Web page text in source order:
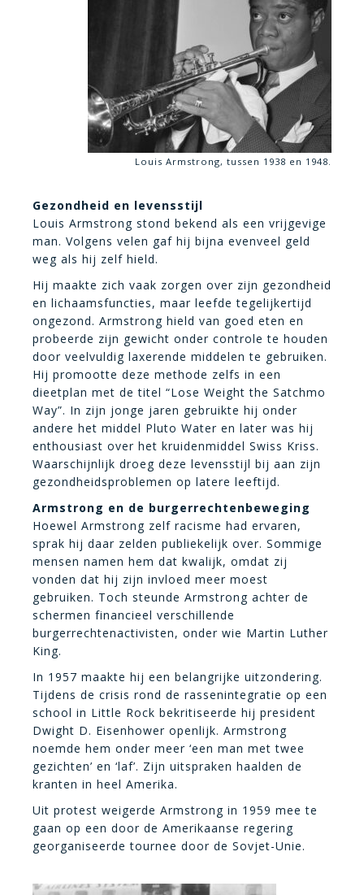
Louis Armstrong, tussen 1938 en 1948.
Gezondheid en levensstijl
Louis Armstrong stond bekend als een vrijgevige
man. Volgens velen gaf hij bijna evenveel geld
weg als hij zelf hield.
Hij maakte zich vaak zorgen over zijn gezondheid
en lichaamsfuncties, maar leefde tegelijkertijd
ongezond. Armstrong hield van goed eten en
probeerde zijn gewicht onder controle te houden
door veelvuldig laxerende middelen te gebruiken.
Hij promootte deze methode zelfs in een
dieetplan met de titel “Lose Weight the Satchmo
Way”. In zijn jonge jaren gebruikte hij onder
andere het middel Pluto Water en later was hij
enthousiast over het kruidenmiddel Swiss Kriss.
Waarschijnlijk droeg deze levensstijl bij aan zijn
gezondheidsproblemen op latere leeftijd.
Armstrong en de burgerrechtenbeweging
Hoewel Armstrong zelf racisme had ervaren,
sprak hij daar zelden publiekelijk over. Sommige
mensen namen hem dat kwalijk, omdat zij
vonden dat hij zijn invloed meer moest
gebruiken. Toch steunde Armstrong achter de
schermen financieel verschillende
burgerrechtenactivisten, onder wie Martin Luther
King.
In 1957 maakte hij een belangrijke uitzondering.
Tijdens de crisis rond de rassenintegratie op een
school in Little Rock bekritiseerde hij president
Dwight D. Eisenhower openlijk. Armstrong
noemde hem onder meer ‘een man met twee
gezichten’ en ‘laf’. Zijn uitspraken haalden de
kranten in heel Amerika.
Uit protest weigerde Armstrong in 1959 mee te
gaan op een door de Amerikaanse regering
georganiseerde tournee door de Sovjet-Unie.